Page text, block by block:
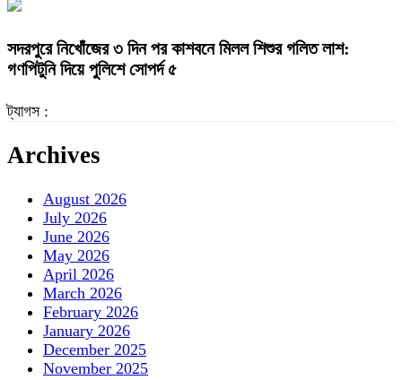
সদরপুরে নিখোঁজের ৩ দিন পর কাশবনে মিলল শিশুর গলিত লাশ:
গণপিটুনি দিয়ে পুলিশে সোপর্দ ৫
ট্যাগস :
Archives
August 2026
July 2026
June 2026
May 2026
April 2026
March 2026
February 2026
January 2026
December 2025
November 2025